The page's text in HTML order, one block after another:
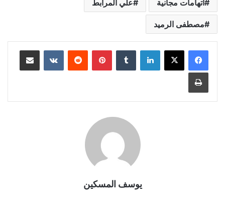
اتهامات مجانية علي المرابط
مصطفى الرميد
لينكدإن بينتيريست مشاركة عبر البريد
طباعة
يوسف المسكين